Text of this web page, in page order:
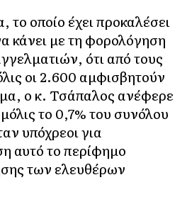
το οποίο έχει προκαλέσει
κάνει με τη φορολόγηση
ότι από τους
οι 2.600 αμφισβητούν
ο κ. Τσάπαλος ανέφερε
το 0,7% του συνόλου
υπόχρεοι για
αυτό το περίφημο
των ελευθέρων